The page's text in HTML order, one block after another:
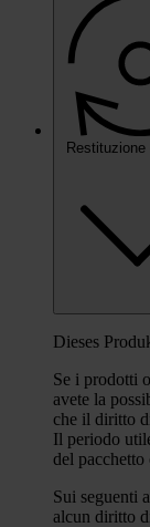
Dieses
Se i prodotti
avete la
che il diritto
Il periodo
del
Sui seguenti
alcun diritto